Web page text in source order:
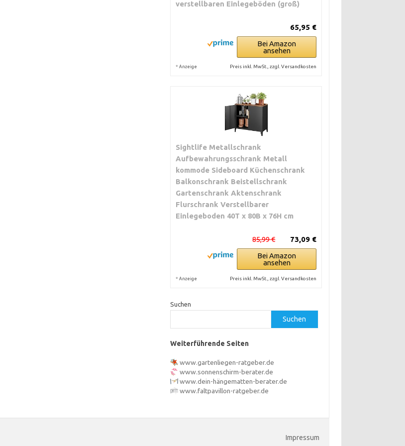
verstellbaren Einlegeböden (groß)
65,95 €
Bei Amazon
ansehen
* Anzeige Preis inkl. MwSt., zzgl. Versandkosten
Sightlife Metallschrank
Aufbewahrungsschrank Metall
kommode Sideboard Küchenschrank
Balkonschrank Beistellschrank
Gartenschrank Aktenschrank
Flurschrank Verstellbarer
Einlegeboden 40T x 80B x 76H cm
73,09 €
85,99 €
Bei Amazon
ansehen
* Anzeige Preis inkl. MwSt., zzgl. Versandkosten
Suchen
Suchen
Weiterführende Seiten
www.gartenliegen-ratgeber.de
www.sonnenschirm-berater.de
www.dein-hängematten-berater.de
www.faltpavillon-ratgeber.de
Impressum